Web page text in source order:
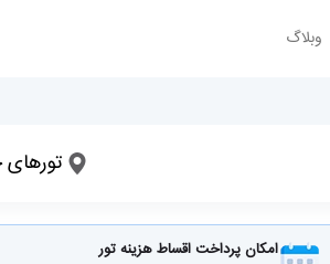
وبلاگ
امکان پرداخت اقساط هزینه تور